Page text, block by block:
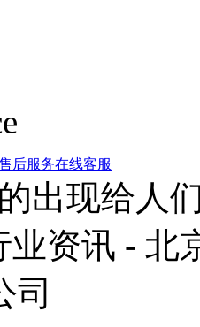
后服务在线客服